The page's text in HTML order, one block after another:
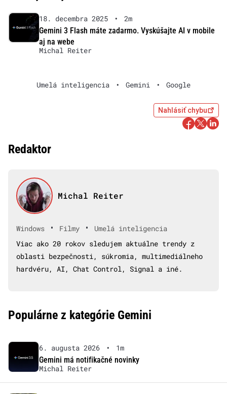
18. decembra 2025 •
2m
Gemini 3 Flash máte zadarmo. Vyskúšajte AI v mobile
aj na webe
Michal Reiter
Umelá inteligencia • Gemini • Google
Nahlásiť chybu
Redaktor
Michal Reiter
Windows • Filmy •
Umelá inteligencia
Viac ako 20 rokov sledujem aktuálne trendy z
oblasti bezpečnosti, súkromia, multimediálneho
hardvéru, AI, Chat Control, Signal a iné.
Populárne z kategórie Gemini
6. augusta 2026 •
1m
Gemini má notifikačné novinky
Michal Reiter